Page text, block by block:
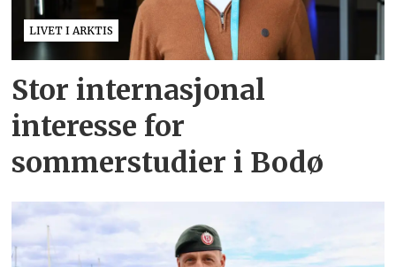
LIVET I ARKTIS
Stor internasjonal
interesse for
sommerstudier i Bodø